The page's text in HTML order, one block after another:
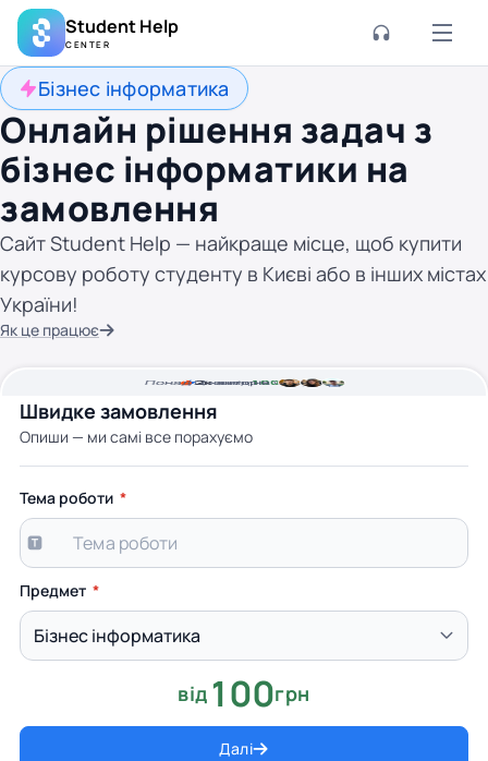
Student Help
CENTER
Бізнес інформатика
Онлайн рішення задач з
бізнес інформатики на
замовлення
Сайт Student Help — найкраще місце, щоб купити
курсову роботу студенту в Києві або в інших містах
України!
Як це працює
Швидке замовлення
Опиши — ми самі все порахуємо
2хвилини часу
Ціна від100 грн
Понад2кавторів
Тема роботи
Предмет
від 100грн
Далі